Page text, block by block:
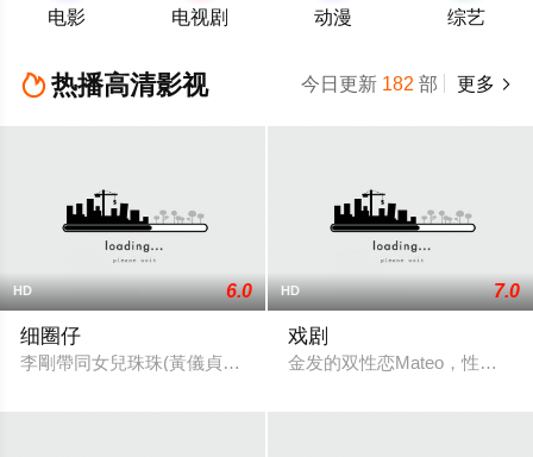
电影 电视剧 动漫 综艺
热播高清影视 更多 
今日更新 182 部
HD 6.0
细圈仔
李剛帶同女兒珠珠(黃儀貞)和兒子向陽(張家偉)偷渡來港, 過程中
HD 7.0
戏剧
金发的双性恋Mateo，性感的